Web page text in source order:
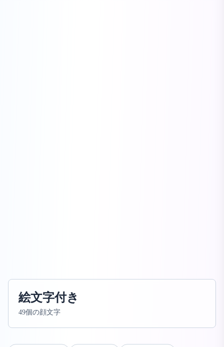
絵文字付き
49個の顔文字